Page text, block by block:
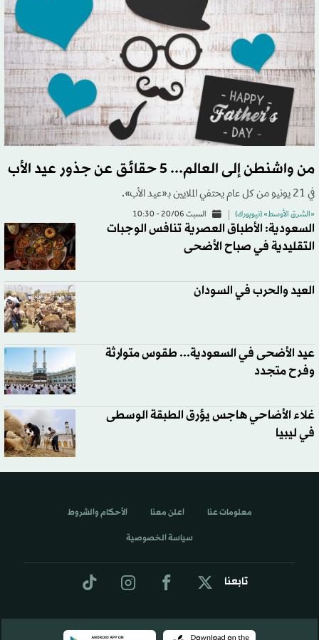
من واشنطن إلى العالم... 5 حقائق عن جذور عيد الأب
في 21 يونيو من كل عام يحتفي الملايين بـ«عيد الأب».
«الشرق الأوسط» (نيويورك) السبت 20/06 - 10:30
السعودية: الأطباق العصرية تنافس الوجبات
التقليدية في صباح الأضحى
العيد والحرب في السودان
عيد الأضحى في السعودية... طقوس متوارثة
وفرح متجدد
غلاء الأضاحي هاجس يؤرق الطبقة الوسطى
في ليبيا
تابعنا
معلومات عنا اعلن معنا الأحكام والشروط
سياسة الخصوصية